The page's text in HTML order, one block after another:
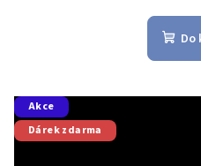
Do
Akce
Dárek zdarma